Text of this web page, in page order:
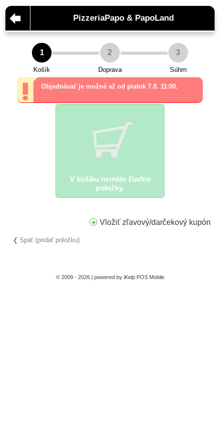
PizzeriaPapo & PapoLand
1
Košík
2
Doprava
3
Súhrn
Objednávať je možné až od piatok 7.8. 11:00.
V košíku nemáte žiadne
položky.
Vložiť zľavový/darčekový kupón
Späť (pridať položku)
© 2009 - 2026 | powered by iKelp POS Mobile